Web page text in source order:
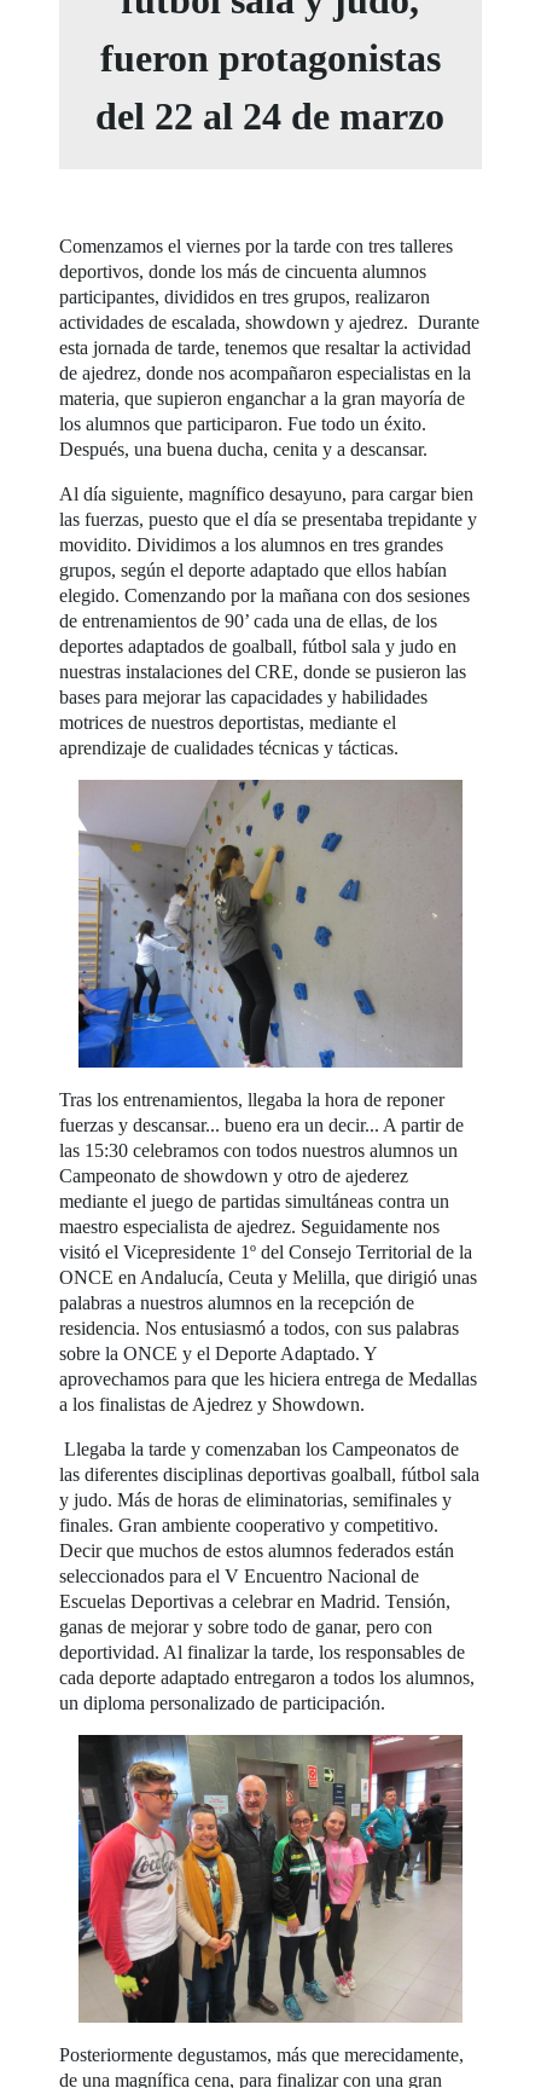
fueron protagonistas
del 22 al 24 de marzo
Comenzamos el viernes por la tarde con tres talleres
deportivos, donde los más de cincuenta alumnos
participantes, divididos en tres grupos, realizaron
actividades de escalada, showdown y ajedrez. Durante
esta jornada de tarde, tenemos que resaltar la actividad
de ajedrez, donde nos acompañaron especialistas en la
materia, que supieron enganchar a la gran mayoría de
los alumnos que participaron. Fue todo un éxito.
Después, una buena ducha, cenita y a descansar.
Al día siguiente, magnífico desayuno, para cargar bien
las fuerzas, puesto que el día se presentaba trepidante y
movidito. Dividimos a los alumnos en tres grandes
grupos, según el deporte adaptado que ellos habían
elegido. Comenzando por la mañana con dos sesiones
de entrenamientos de 90’ cada una de ellas, de los
deportes adaptados de goalball, fútbol sala y judo en
nuestras instalaciones del CRE, donde se pusieron las
bases para mejorar las capacidades y habilidades
motrices de nuestros deportistas, mediante el
aprendizaje de cualidades técnicas y tácticas.
Tras los entrenamientos, llegaba la hora de reponer
fuerzas y descansar... bueno era un decir... A partir de
las 15:30 celebramos con todos nuestros alumnos un
Campeonato de showdown y otro de ajederez
mediante el juego de partidas simultáneas contra un
maestro especialista de ajedrez. Seguidamente nos
visitó el Vicepresidente 1º del Consejo Territorial de la
ONCE en Andalucía, Ceuta y Melilla, que dirigió unas
palabras a nuestros alumnos en la recepción de
residencia. Nos entusiasmó a todos, con sus palabras
sobre la ONCE y el Deporte Adaptado. Y
aprovechamos para que les hiciera entrega de Medallas
a los finalistas de Ajedrez y Showdown.
Llegaba la tarde y comenzaban los Campeonatos de
las diferentes disciplinas deportivas goalball, fútbol sala
y judo. Más de horas de eliminatorias, semifinales y
finales. Gran ambiente cooperativo y competitivo.
Decir que muchos de estos alumnos federados están
seleccionados para el V Encuentro Nacional de
Escuelas Deportivas a celebrar en Madrid. Tensión,
ganas de mejorar y sobre todo de ganar, pero con
deportividad. Al finalizar la tarde, los responsables de
cada deporte adaptado entregaron a todos los alumnos,
un diploma personalizado de participación.
Posteriormente degustamos, más que merecidamente,
de una magnífica cena, para finalizar con una gran